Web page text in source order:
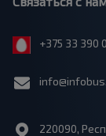
+375 33 390
220090,